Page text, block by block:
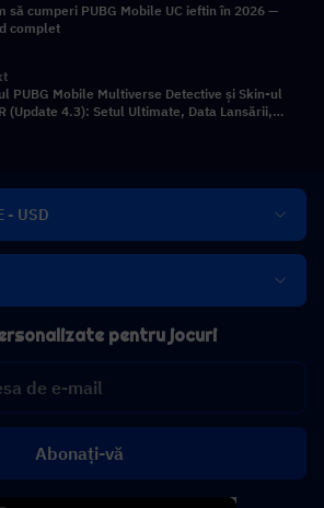
să cumperi PUBG Mobile UC ieftin în 2026 —
complet
PUBG Mobile Multiverse Detective și Skin-ul
(Update 4.3): Setul Ultimate, Data Lansării,
- USD
pentru jocuri
Abonați-vă